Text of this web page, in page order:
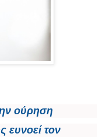
ούρηση
ευνοεί τον